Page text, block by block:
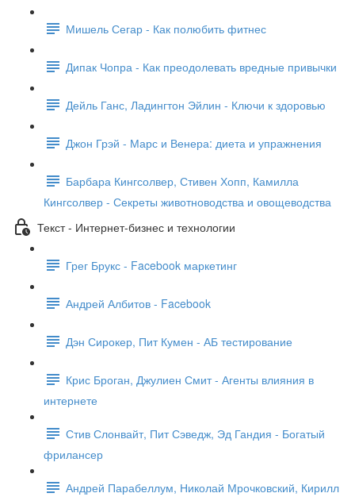
Мишель Сегар - Как полюбить фитнес
Дипак Чопра - Как преодолевать вредные привычки
Дейль Ганс, Ладингтон Эйлин - Ключи к здоровью
Джон Грэй - Марс и Венера: диета и упражнения
Барбара Кингсолвер, Стивен Хопп, Камилла
Кингсолвер - Секреты животноводства и овощеводства
Текст - Интернет-бизнес и технологии
Грег Брукс - Facebook маркетинг
Андрей Албитов - Facebook
Дэн Сирокер, Пит Кумен - АБ тестирование
Крис Броган, Джулиен Смит - Агенты влияния в
интернете
Стив Слонвайт, Пит Сэведж, Эд Гандия - Богатый
фрилансер
Андрей Парабеллум, Николай Мрочковский, Кирилл